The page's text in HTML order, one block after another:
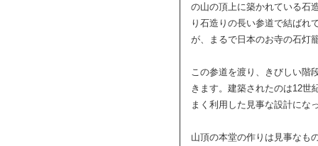
の山の頂上に築かれている石
り石造りの長い参道で結ばれ
が、まるで日本のお寺の石灯
この参道を渡り、きびしい階
きます。建築されたのは12世
まく利用した見事な設計にな
山頂の本堂の作りは見事なも